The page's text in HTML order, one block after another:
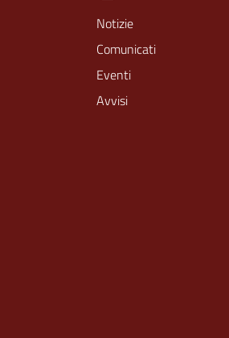
Notizie
Comunicati
Eventi
Avvisi